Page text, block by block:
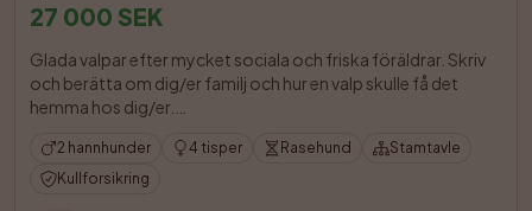
27 000 SEK
Glada valpar efter mycket sociala och friska föräldrar. Skriv
och berätta om dig/er familj och hur en valp skulle få det
hemma hos dig/er.
2 hannhunder 4 tisper Rasehund
Stamtavle
Kullforsikring